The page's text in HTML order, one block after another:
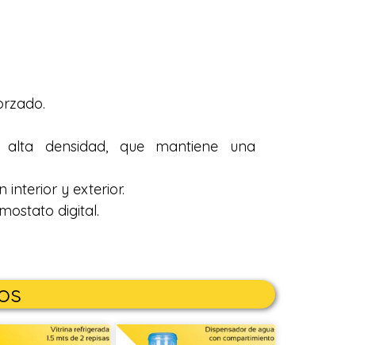
densidad, que mantiene una
interior y exterior.
digital.